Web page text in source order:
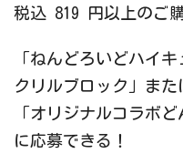
税込 819 円以上のご
「ねんどろいどハイ
クリルブロック」また
「オリジナルコラボ
に応募できる！